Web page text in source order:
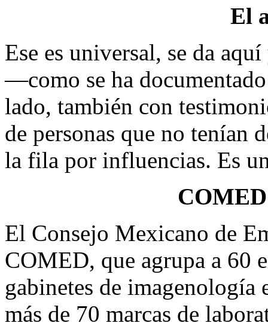
El
Ese es universal, se da
—como se ha
lado, también con
de personas que no tenían
la fila por influencias. Es
El Consejo Mexicano de
COMED, que agrupa a 60
gabinetes de imagenología
más de 70 marcas de